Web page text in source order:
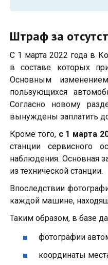
Штраф за
С 1 марта 2022 года в
в составе которых
Основным
пользующихся
Согласно новому
вынуждены заплатить
Кроме того, с 1 марта
станции сервисного
наблюдения. Основная
из технической станции.
Впоследствии
каждой машине,
Таким образом, в базе
фотографии
координаты